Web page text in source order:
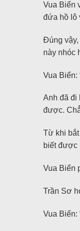
Vua Biển
đứa hồ lô
Đúng
này nhóc
Vua Biển:
Anh đã đi
được.
Từ khi
biết được
Vua Biển
Trần Sơ
Vua Biển: